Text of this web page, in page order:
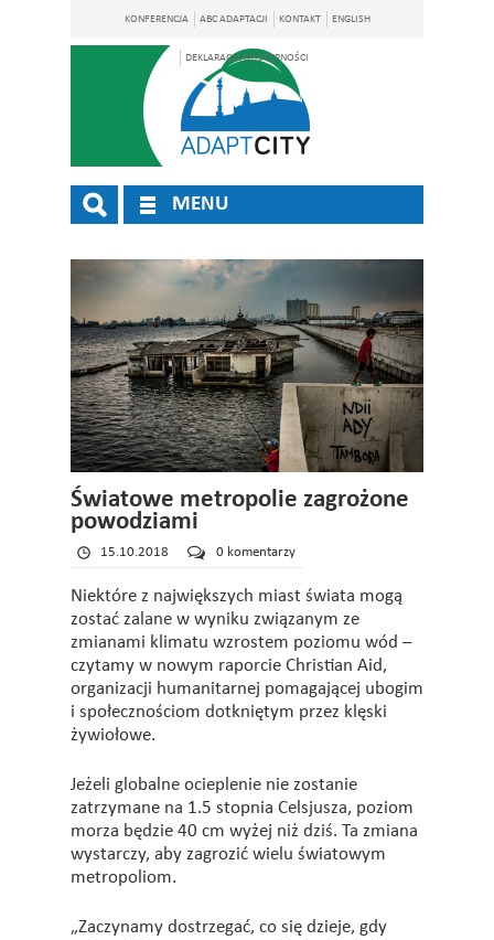
KONFERENCJA ABC ADAPTACJI KONTAKT ENGLISH
DEKLARACJA DOSTĘPNOŚCI
MENU
Światowe metropolie zagrożone
powodziami
15.10.2018 0 komentarzy
Niektóre z największych miast świata mogą
zostać zalane w wyniku związanym ze
zmianami klimatu wzrostem poziomu wód –
czytamy w nowym raporcie Christian Aid,
organizacji humanitarnej pomagającej ubogim
i społecznościom dotkniętym przez klęski
żywiołowe.
Jeżeli globalne ocieplenie nie zostanie
zatrzymane na 1.5 stopnia Celsjusza, poziom
morza będzie 40 cm wyżej niż dziś. Ta zmiana
wystarczy, aby zagrozić wielu światowym
metropoliom.
„Zaczynamy dostrzegać, co się dzieje, gdy